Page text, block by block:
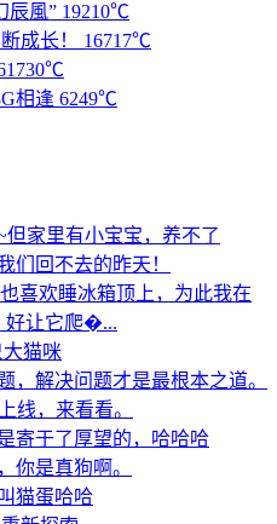
辰風” 19210℃
成长！ 16717℃
相逢 6249℃
但家里有小宝宝，养不了
们回不去的昨天！
喜欢睡冰箱顶上，为此我在
好让它爬�...
猫咪
，解决问题才是最根本之道。
线，来看看。
寄于了厚望的，哈哈哈
你是真狗啊。
猫蛋哈哈